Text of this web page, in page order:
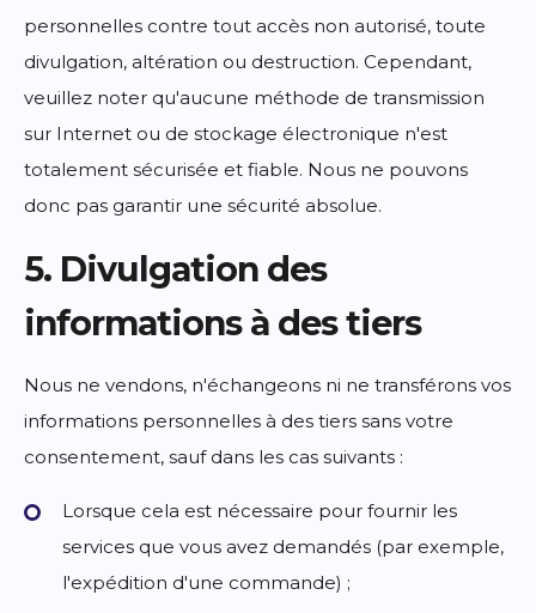
personnelles contre tout accès non autorisé, toute
divulgation, altération ou destruction. Cependant,
veuillez noter qu'aucune méthode de transmission
sur Internet ou de stockage électronique n'est
totalement sécurisée et fiable. Nous ne pouvons
donc pas garantir une sécurité absolue.
5. Divulgation des
informations à des tiers
Nous ne vendons, n'échangeons ni ne transférons vos
informations personnelles à des tiers sans votre
consentement, sauf dans les cas suivants :
Lorsque cela est nécessaire pour fournir les
services que vous avez demandés (par exemple,
l'expédition d'une commande) ;